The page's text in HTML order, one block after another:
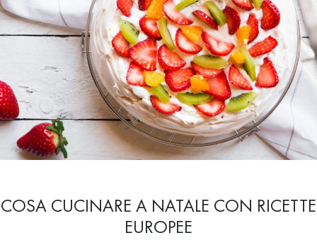
COSA CUCINARE A NATALE CON RICETTE
EUROPEE